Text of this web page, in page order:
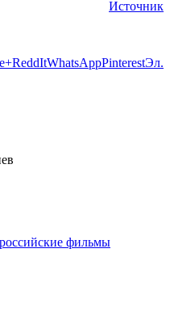
Источник
ReddItWhatsAppPinterestЭл.
фильмы